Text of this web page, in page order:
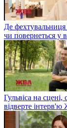
Де фехтувальниця
чи повернеться у
Гульвіса на
відверте